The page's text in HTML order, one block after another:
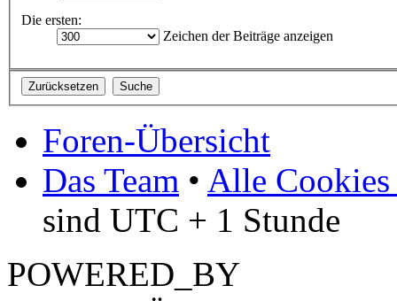
Die ersten:
Zeichen der Beiträge anzeigen
Foren-Übersicht
Das Team • Alle Cookies
sind UTC + 1 Stunde
POWERED_BY